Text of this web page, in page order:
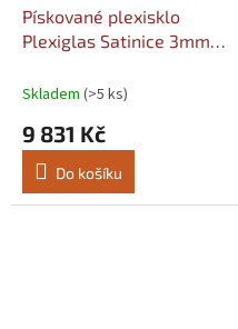
Pískované plexisklo
Plexiglas Satinice 3mm
Šířka: 2050, Délka: 3050
Skladem (>5 ks)
9 831 Kč
Do košíku